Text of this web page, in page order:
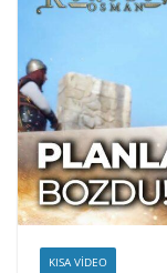
KISA VIDEO